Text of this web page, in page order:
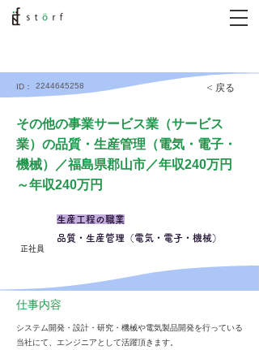
ID： 2244645258 < 戻る
その他の事業サービス業（サービス
業）の品質・生産管理（電気・電子・
機械）／福島県郡山市／年収240万円
～年収240万円
正社員
生産工程の職業
品質・生産管理（電気・電子・機械）
仕事内容
システム開発・設計・研究・機械や電気製品開発を行っている
当社にて、エンジニアとして活躍頂きます。